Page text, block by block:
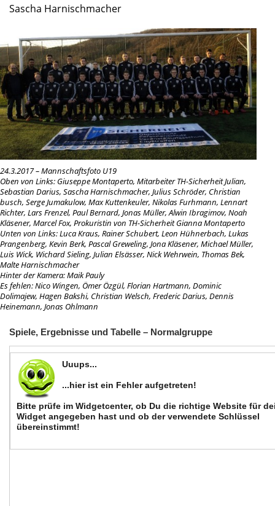
Sascha Harnischmacher
24.3.2017 – Mannschaftsfoto U19
Oben von Links: Giuseppe Montaperto, Mitarbeiter TH-Sicherheit Julian,
Sebastian Darius, Sascha Harnischmacher, Julius Schröder, Christian
busch, Serge Jumakulow, Max Kuttenkeuler, Nikolas Furhmann, Lennart
Richter, Lars Frenzel, Paul Bernard, Jonas Müller, Alwin Ibragimov, Noah
Kläsener, Marcel Fox, Prokuristin von TH-Sicherheit Gianna Montaperto
Unten von Links:Luca Kraus, Rainer Schubert, Leon Hühnerbach, Lukas
Prangenberg, Kevin Berk, Pascal Greweling, Jona Kläsener, Michael Müller,
Luis Wick, Wichard Sieling, Julian Elsässer, Nick Wehrwein, Thomas Bek,
Malte Harnischmacher
Hinter der Kamera:Maik Pauly
Es fehlen:Nico Wingen, Ömer Özgül, Florian Hartmann, Dominic
Dolimajew, Hagen Bakshi, Christian Welsch, Frederic Darius, Dennis
Heinemann, Jonas Ohlmann
Spiele, Ergebnisse und Tabelle – Normalgruppe